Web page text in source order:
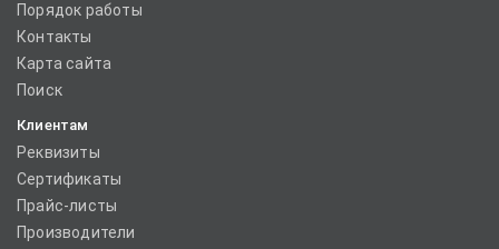
Порядок работы
Контакты
Карта сайта
Поиск
Клиентам
Реквизиты
Сертификаты
Прайс-листы
Производители